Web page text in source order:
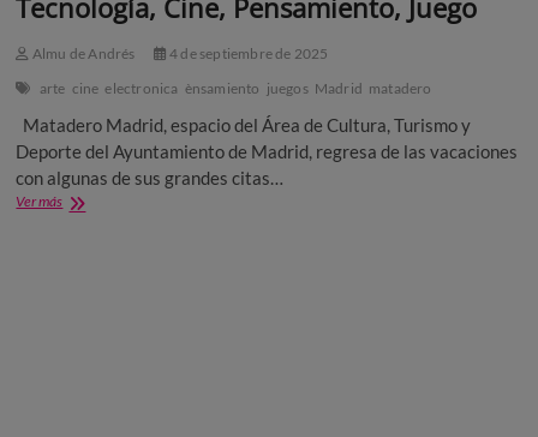
Tecnología, Cine, Pensamiento, Juego
Almu de Andrés
4 de septiembre de 2025
arte cine electronica ènsamiento juegos Madrid matadero
Matadero Madrid, espacio del Área de Cultura, Turismo y
Deporte del Ayuntamiento de Madrid, regresa de las vacaciones
con algunas de sus grandes citas…
Ver másMatadero